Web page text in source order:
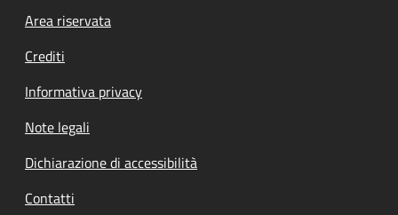
Footer menu
Area riservata
Crediti
Informativa privacy
Note legali
Dichiarazione di accessibilità
Contatti